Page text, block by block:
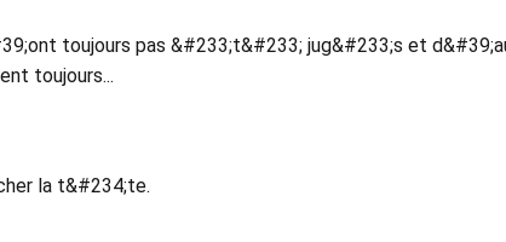
toujours pas &#233;t&#233; jug&#233;s et
toujours...
la t&#234;te.